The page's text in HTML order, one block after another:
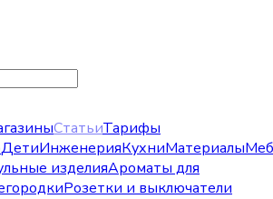
СтатьиТарифы
ДетиИнженерияКухниМатериалы
изделияАроматы для
Розетки и выключатели